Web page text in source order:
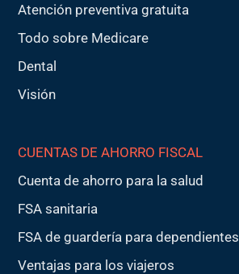
Atención preventiva gratuita
Todo sobre Medicare
Dental
Visión
CUENTAS DE AHORRO FISCAL
Cuenta de ahorro para la salud
FSA sanitaria
FSA de guardería para dependientes
Ventajas para los viajeros